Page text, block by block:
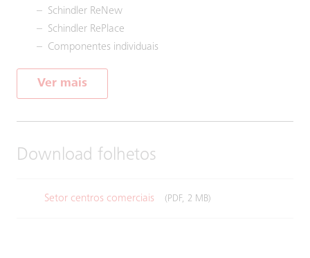
Schindler ReNew
Schindler RePlace
Componentes individuais
Ver mais
Download folhetos
Setor centros comerciais (PDF, 2 MB)